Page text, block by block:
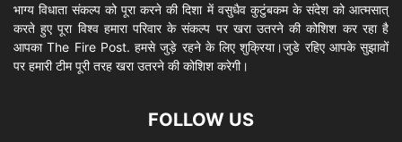
भाग्य विधाता संकल्प को पूरा करने की दिशा में वसुधैव कुटुंबकम के संदेश को आत्मसात्
करते हुए पूरा विश्व हमारा परिवार के संकल्प पर खरा उतरने की कोशिश कर रहा है
आपका The Fire Post. हमसे जुड़े रहने के लिए शुक्रिया।जुडे रहिए आपके सुझावों
पर हमारी टीम पूरी तरह खरा उतरने की कोशिश करेगी।
FOLLOW US